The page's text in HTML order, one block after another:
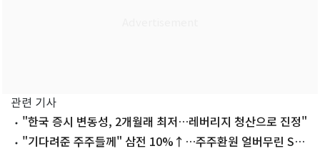
관련 기사
"한국 증시 변동성, 2개월래 최저…레버리지 청산으로 진정"
"기다려준 주주들께" 삼전 10%↑…주주환원 얼버무린 SK